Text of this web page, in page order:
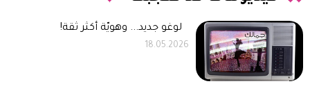
لوغو جديد... وهويّة أكثر ثقة!
18.05.2026